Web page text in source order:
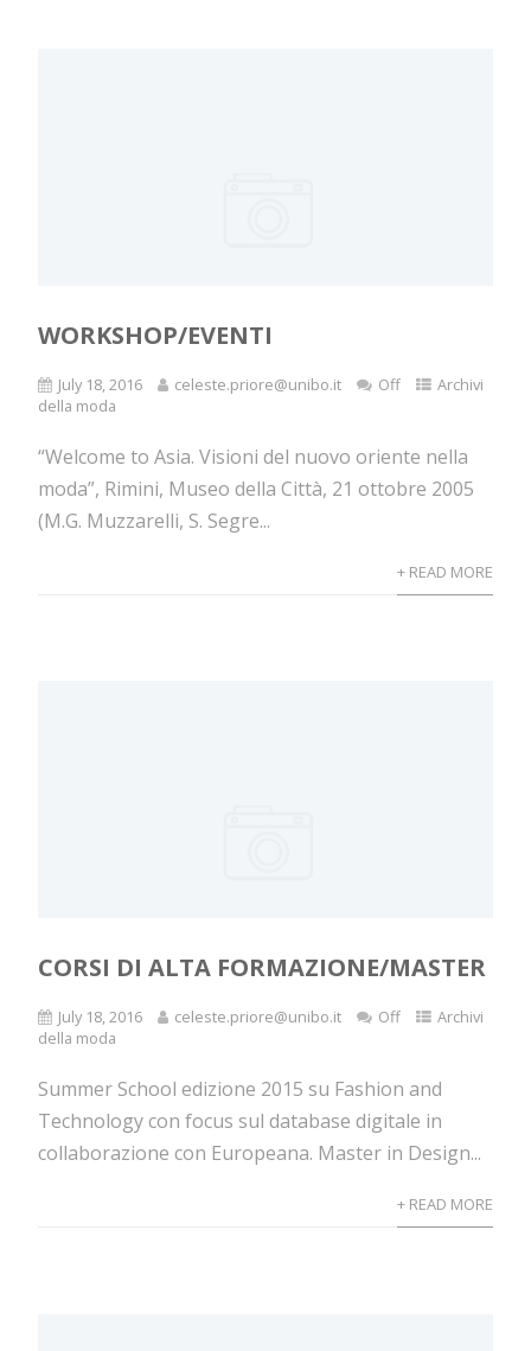
WORKSHOP/EVENTI
July 18, 2016 celeste.priore@unibo.it Off
Archivi
della moda
“Welcome to Asia. Visioni del nuovo oriente nella
moda”, Rimini, Museo della Città, 21 ottobre 2005
(M.G. Muzzarelli, S. Segre...
+ READ MORE
CORSI DI ALTA FORMAZIONE/MASTER
July 18, 2016 celeste.priore@unibo.it Off
Archivi
della moda
Summer School edizione 2015 su Fashion and
Technology con focus sul database digitale in
collaborazione con Europeana. Master in Design...
+ READ MORE